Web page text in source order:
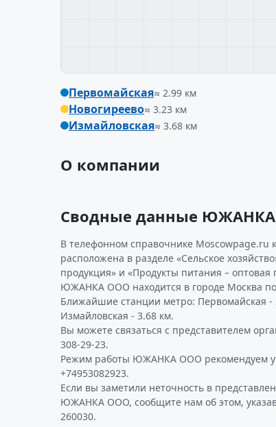
Первомайская≈ 2.99 км
Новогиреево≈ 3.23 км
Измайловская≈ 3.68 км
О компании
Сводные данные
В телефонном справочнике Moscowpage.ru
расположена в разделе «Сельское
продукция» и «Продукты питания –
ЮЖАНКА ООО находится в городе Москва
Ближайшие станции метро: Первомайская -
Измайловская - 3.68 км.
Вы можете связаться с представителем
308-29-23.
Режим работы ЮЖАНКА ООО рекомендуем
+74953082923.
Если вы заметили неточность в
ЮЖАНКА ООО, сообщите нам об этом,
260030.